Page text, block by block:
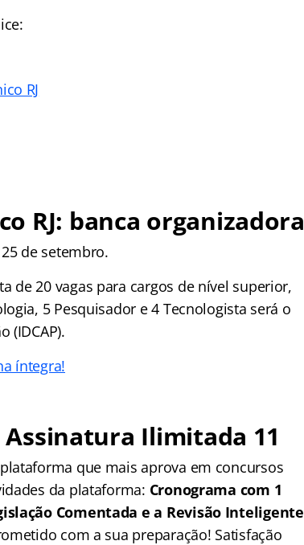
RJ
RJ: banca organizadora
de setembro.
de 20 vagas para cargos de nível superior,
5 Pesquisador e 4 Tecnologista será o
(IDCAP).
íntegra!
Ilimitada 11
que mais aprova em concursos
da plataforma: Cronograma com 1
Comentada e a Revisão Inteligente
com a sua preparação! Satisfação